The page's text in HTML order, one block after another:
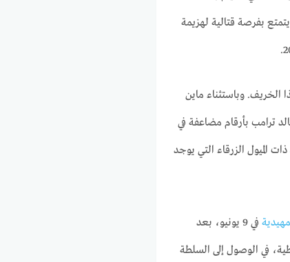
بفرصة قتالية لهزيمة
الخريف. وباستثناء ماين
ترامب بأرقام مضاعفة في
ذات الميول الزرقاء التي يوجد
في 9 يونيو، بعد
في الوصول إلى السلطة